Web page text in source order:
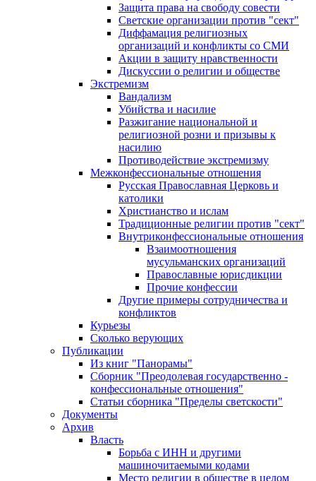
Защита права на свободу совести
Светские организации против "сект"
Диффамация религиозных
организаций и конфликты со СМИ
Акции в защиту нравственности
Дискуссии о религии и обществе
Экстремизм
Вандализм
Убийства и насилие
Разжигание национальной и
религиозной розни и призывы к
насилию
Противодействие экстремизму
Межконфессиональные отношения
Русская Православная Церковь и
католики
Христианство и ислам
Традиционные религии против "сект"
Внутриконфессиональные отношения
Взаимоотношения
мусульманских организаций
Православные юрисдикции
Прочие конфессии
Другие примеры сотрудничества и
конфликтов
Курьезы
Сколько верующих
Публикации
Из книг "Панорамы"
Сборник "Преодолевая государственно -
конфессиональные отношения"
Статьи сборника "Пределы светскости"
Документы
Архив
Власть
Борьба с ИНН и другими
машиночитаемыми кодами
Место религии в обществе в целом